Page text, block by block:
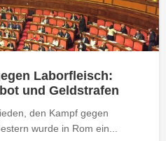
Laborfleisch:
und Geldstrafen
den Kampf gegen
wurde in Rom ein...